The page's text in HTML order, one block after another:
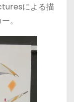
による描
。